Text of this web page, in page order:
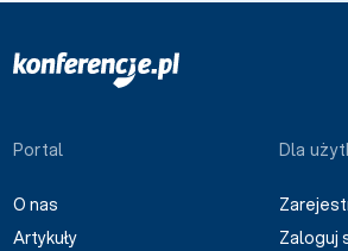
Portal
O nas
Artykuły
Dla
Zaloguj